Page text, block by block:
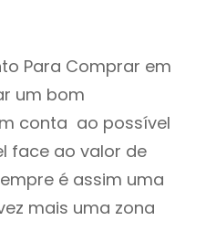
Para Comprar em
um bom
conta ao possível
face ao valor de
é assim uma
mais uma zona